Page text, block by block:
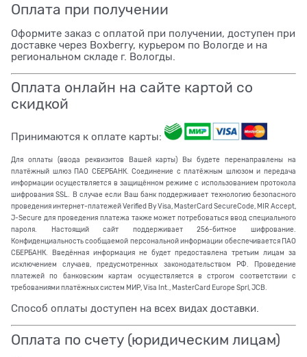
Оплата при получении
Оформите заказ с оплатой при получении, доступен при
доставке через Boxberry, курьером по Вологде и на
региональном складе г. Вологды.
Оплата онлайн на сайте картой со
скидкой
Принимаются к оплате карты:
Для оплаты (ввода реквизитов Вашей карты) Вы будете перенаправлены на
платёжный шлюз ПАО СБЕРБАНК. Соединение с платёжным шлюзом и передача
информации осуществляется в защищённом режиме с использованием протокола
шифрования SSL. В случае если Ваш банк поддерживает технологию безопасного
проведения интернет-платежей Verified By Visa, MasterCard SecureCode, MIR Accept,
J-Secure для проведения платежа также может потребоваться ввод специального
пароля. Настоящий сайт поддерживает 256-битное шифрование.
Конфиденциальность сообщаемой персональной информации обеспечивается ПАО
СБЕРБАНК. Введённая информация не будет предоставлена третьим лицам за
исключением случаев, предусмотренных законодательством РФ. Проведение
платежей по банковским картам осуществляется в строгом соответствии с
требованиями платёжных систем МИР, Visa Int., MasterCard Europe Sprl, JCB.
Способ оплаты доступен на всех видах доставки.
Оплата по счету (юридическим лицам)